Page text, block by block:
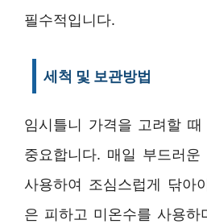
필수적입니다.
세척 및 보관방법
임시틀니 가격을 고려할
중요합니다. 매일 부드러
사용하여 조심스럽게 닦아
은 피하고 미온수를 사용하